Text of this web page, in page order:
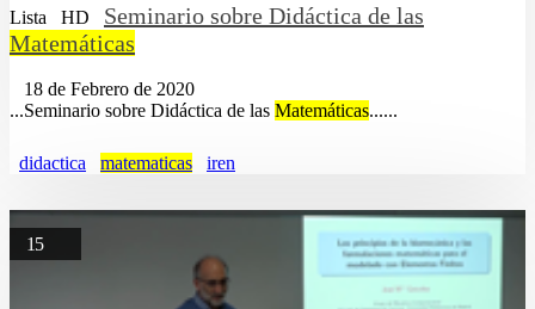
Lista HD
Seminario sobre Didáctica de las
Matemáticas
18 de Febrero de 2020
...Seminario sobre Didáctica de las Matemáticas......
didactica matematicas iren
15